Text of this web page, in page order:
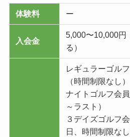
体験料 ー
入会金
5,000〜10,000円
る）
レギュラーゴル
（時間制限なし）
ナイトゴルフ会
～ラスト）
３デイズゴルフ
日、時間制限なし